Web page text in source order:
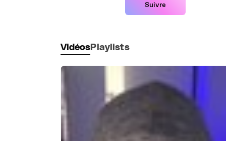
Suivre
Vidéos Playlists